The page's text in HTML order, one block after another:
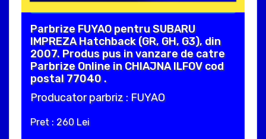
Parbrize FUYAO pentru SUBARU
IMPREZA Hatchback (GR, GH, G3), din
2007. Produs pus in vanzare de catre
Parbrize Online in CHIAJNA ILFOV cod
postal 77040 .
Producator parbriz : FUYAO
Pret : 260 Lei